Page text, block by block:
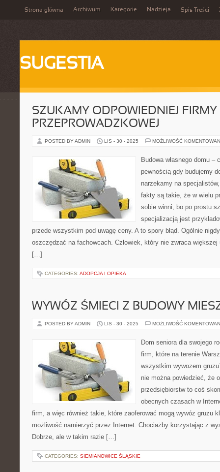
Strona główna Archiwum Kategorie Nadzieja Spis Treści
SUGESTIA
SZUKAMY ODPOWIEDNIEJ FIRMY
PRZEPROWADZKOWEJ
POSTED BY ADMIN LIS - 30 - 2025 MOŻLIWOŚĆ
Budowa własnego domu –
pewnością gdy budujemy
narzekamy na
fakty są takie, że w wielu
sobie winni, bo po prostu
specjalizacją jest
przede wszystkim pod uwagę ceny. A to spory błąd. Ogólnie
oszczędzać na fachowcach. Człowiek, który nie zwraca większej
[…]
CATEGORIES: ADOPCJA I OPIEKA
WYWÓZ ŚMIECI Z BUDOWY
POSTED BY ADMIN LIS - 30 - 2025 MOŻLIWOŚĆ
Dom seniora dla swojego
firm, które na terenie
wszystkim wywozem
nie można powiedzieć, że
przedsiębiorstw to coś
obecnych czasach w
firm, a więc również takie, które zaoferować mogą wywóz gruzu
możliwość namierzyć przez Internet. Chociażby korzystając z
Dobrze, ale w takim razie […]
CATEGORIES: SIEMIANOWICE ŚLĄSKIE